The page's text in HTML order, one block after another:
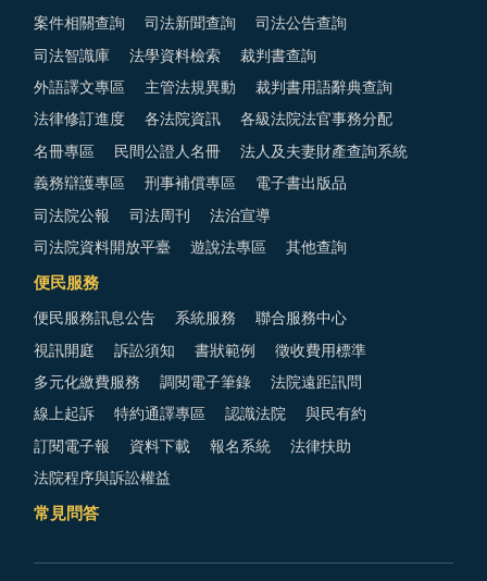
案件相關查詢 司法新聞查詢 司法公告查詢
司法智識庫 法學資料檢索 裁判書查詢
外語譯文專區 主管法規異動 裁判書用語辭典查詢
法律修訂進度 各法院資訊 各級法院法官事務分配
名冊專區 民間公證人名冊 法人及夫妻財產查詢系統
義務辯護專區 刑事補償專區 電子書出版品
司法院公報 司法周刊 法治宣導
司法院資料開放平臺 遊說法專區 其他查詢
便民服務
便民服務訊息公告 系統服務 聯合服務中心
視訊開庭 訴訟須知 書狀範例 徵收費用標準
多元化繳費服務 調閱電子筆錄 法院遠距訊問
線上起訴 特約通譯專區 認識法院 與民有約
訂閱電子報 資料下載 報名系統 法律扶助
法院程序與訴訟權益
常見問答